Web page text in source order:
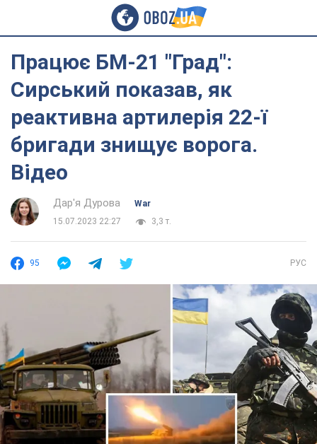
Працює БМ-21 "Град":
Сирський показав, як
реактивна артилерія 22-ї
бригади знищує ворога.
Відео
Дар'я Дурова
War
15.07.2023 22:27
3,3 т.
95 РУС